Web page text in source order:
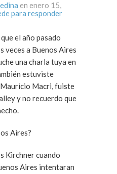
en enero 15,
para responder
el año pasado
veces a Buenos Aires
una charla tuya en
estuviste
Macri, fuiste
y no recuerdo que
Aires?
Kirchner cuando
Aires intentaran